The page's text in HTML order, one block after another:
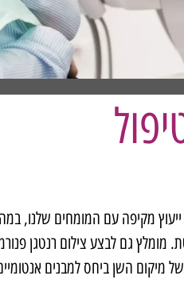
מקיפה עם המומחים שלנו,
מיקום השן ביחס למבנים